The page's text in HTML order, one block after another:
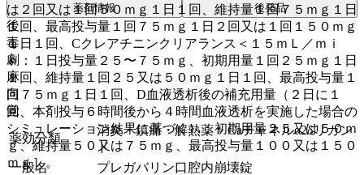
は２回又は１回５０ｍｇ１日１回、維持量１回７５ｍｇ１日
１回、最高投与量１回７５ｍｇ１日２回又は１回１５０ｍｇ
１日１回、Cクレアチニンクリアランス＜１５ｍＬ／ｍｉ
ｎ：１日投与量２５〜７５ｍｇ、初期用量１回２５ｍｇ１日
１回、維持量１回２５又は５０ｍｇ１日１回、最高投与量１
回７５ｍｇ１日１回、D血液透析後の補充用量（２日に１
回、本剤投与６時間後から４時間血液透析を実施した場合の
シミュレーション結果に基づく）：初期用量２５又は５０ｍ
ｇ、維持量５０又は７５ｍｇ、最高投与量１００又は１５０
ｍｇ］。
薬剤情報 後発品
後
毒
劇
麻
向
覚
薬効分類
消炎・鎮痛・解熱薬 > Caチャネルα2δリガン
ド
一般名
プレガバリン口腔内崩壊錠